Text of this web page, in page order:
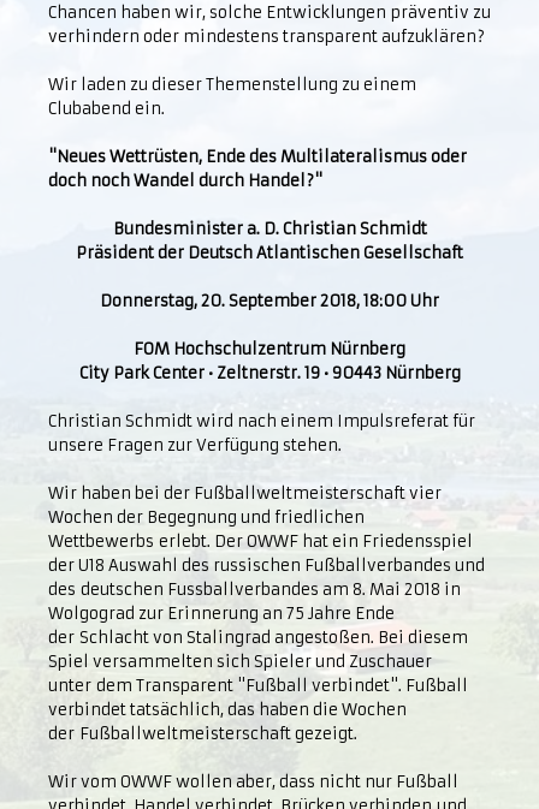
Chancen haben wir, solche Entwicklungen präventiv zu
verhindern oder mindestens transparent aufzuklären?
Wir laden zu dieser Themenstellung zu einem
Clubabend ein.
"Neues Wettrüsten, Ende des Multilateralismus oder
doch noch Wandel durch Handel?"
Bundesminister a. D. Christian Schmidt
Präsident der Deutsch Atlantischen Gesellschaft
Donnerstag, 20. September 2018, 18:00 Uhr
FOM Hochschulzentrum Nürnberg
City Park Center • Zeltnerstr. 19 • 90443 Nürnberg
Christian Schmidt wird nach einem Impulsreferat für
unsere Fragen zur Verfügung stehen.
Wir haben bei der Fußballweltmeisterschaft vier
Wochen der Begegnung und friedlichen
Wettbewerbs erlebt. Der OWWF hat ein Friedensspiel
der U18 Auswahl des russischen Fußballverbandes und
des deutschen Fussballverbandes am 8. Mai 2018 in
Wolgograd zur Erinnerung an 75 Jahre Ende
der Schlacht von Stalingrad angestoßen. Bei diesem
Spiel versammelten sich Spieler und Zuschauer
unter dem Transparent "Fußball verbindet". Fußball
verbindet tatsächlich, das haben die Wochen
der Fußballweltmeisterschaft gezeigt.
Wir vom OWWF wollen aber, dass nicht nur Fußball